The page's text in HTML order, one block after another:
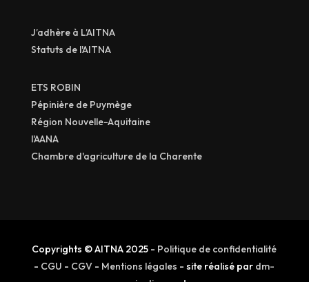
J’adhère à L’AITNA
Statuts de l'AITNA
ETS ROBIN
Pépinière de Puymège
Région Nouvelle-Aquitaine
l'AANA
Chambre d'agriculture de la Charente
Copyrights © AITNA 2025 - Politique de confidentialité
- CGU - CGV - Mentions légales - site réalisé par dm-